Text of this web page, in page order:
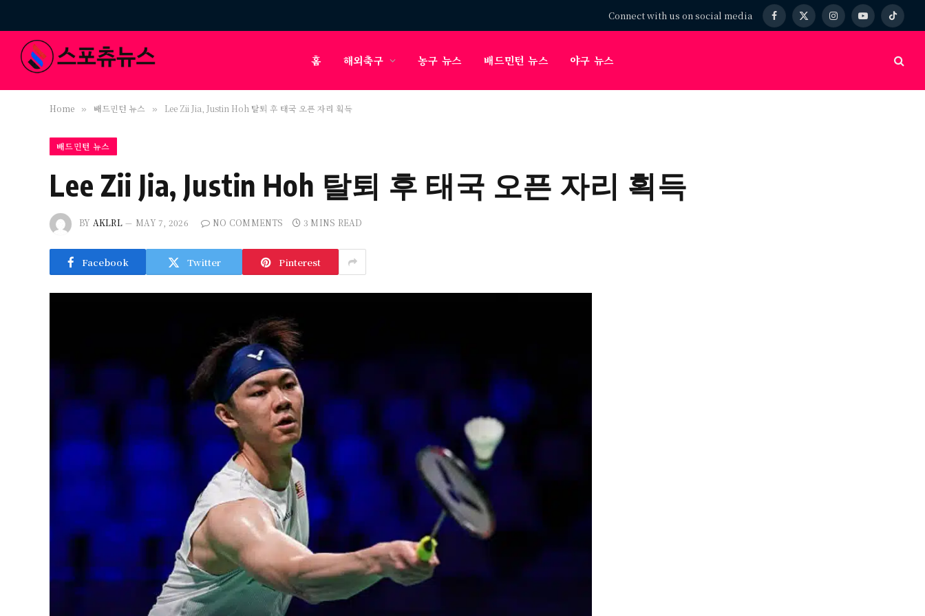
Connect with us on social media Facebook
X
InstagramYouTubeTikTok
홈 해외축구 농구 뉴스 배드민턴 뉴스 야구 뉴스
Home » 배드민턴 뉴스 » Lee Zii Jia, Justin Hoh 탈퇴 후 태국 오픈 자리 획득
배드민턴 뉴스
Lee Zii Jia, Justin Hoh 탈퇴 후 태국 오픈 자리 획득
BY AKLRL MAY 7, 2026 NO COMMENTS 3 MINS READ
Facebook Twitter Pinterest